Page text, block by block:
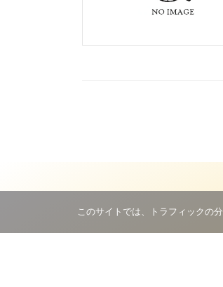
ー
ジ
このサイトでは、トラフィックの